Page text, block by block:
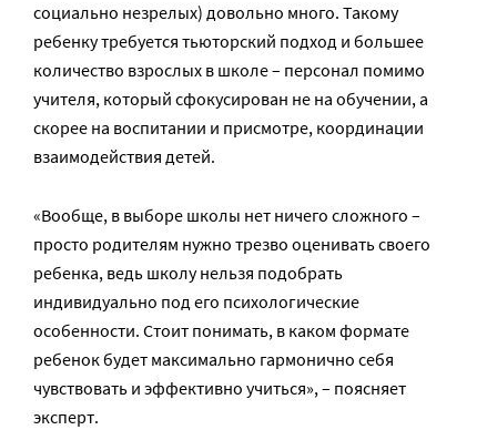
социально незрелых) довольно много. Такому
ребенку требуется тьюторский подход и большее
количество взрослых в школе – персонал помимо
учителя, который сфокусирован не на обучении, а
скорее на воспитании и присмотре, координации
взаимодействия детей.
«Вообще, в выборе школы нет ничего сложного –
просто родителям нужно трезво оценивать своего
ребенка, ведь школу нельзя подобрать
индивидуально под его психологические
особенности. Стоит понимать, в каком формате
ребенок будет максимально гармонично себя
чувствовать и эффективно учиться», – поясняет
эксперт.